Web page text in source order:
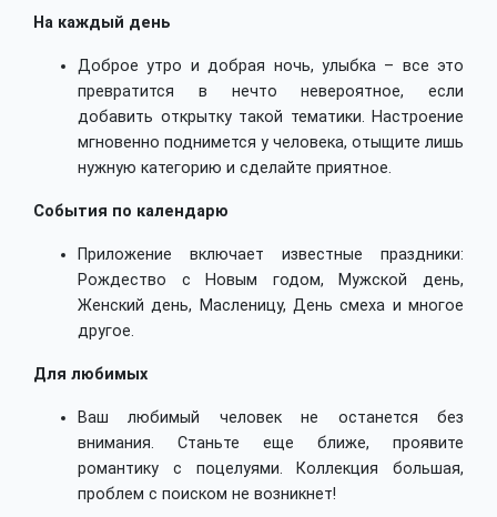
На каждый день
Доброе утро и добрая ночь, улыбка – все это
превратится в нечто невероятное, если
добавить открытку такой тематики. Настроение
мгновенно поднимется у человека, отыщите лишь
нужную категорию и сделайте приятное.
События по календарю
Приложение включает известные праздники:
Рождество с Новым годом, Мужской день,
Женский день, Масленицу, День смеха и многое
другое.
Для любимых
Ваш любимый человек не останется без
внимания. Станьте еще ближе, проявите
романтику с поцелуями. Коллекция большая,
проблем с поиском не возникнет!